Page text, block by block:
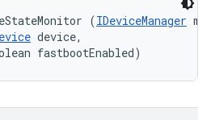
(IDeviceManager
device,
fastbootEnabled)